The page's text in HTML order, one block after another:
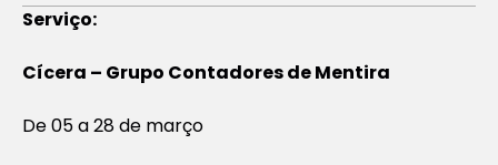
Serviço:
Cícera – Grupo Contadores de Mentira
De 05 a 28 de março